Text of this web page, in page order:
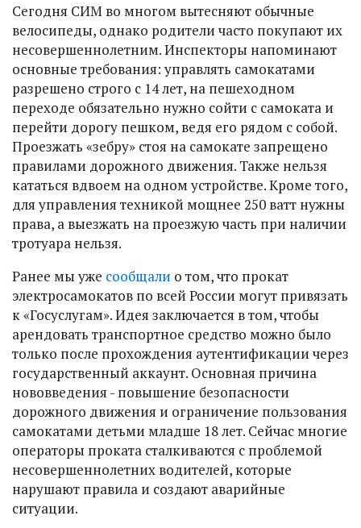
Сегодня СИМ во многом вытесняют обычные
велосипеды, однако родители часто покупают их
несовершеннолетним. Инспекторы напоминают
основные требования: управлять самокатами
разрешено строго с 14 лет, на пешеходном
переходе обязательно нужно сойти с самоката и
перейти дорогу пешком, ведя его рядом с собой.
Проезжать «зебру» стоя на самокате запрещено
правилами дорожного движения. Также нельзя
кататься вдвоем на одном устройстве. Кроме того,
для управления техникой мощнее 250 ватт нужны
права, а выезжать на проезжую часть при наличии
тротуара нельзя.
Ранее мы уже сообщали о том, что прокат
электросамокатов по всей России могут привязать
к «Госуслугам». Идея заключается в том, чтобы
арендовать транспортное средство можно было
только после прохождения аутентификации через
государственный аккаунт. Основная причина
нововведения - повышение безопасности
дорожного движения и ограничение пользования
самокатами детьми младше 18 лет. Сейчас многие
операторы проката сталкиваются с проблемой
несовершеннолетних водителей, которые
нарушают правила и создают аварийные
ситуации.